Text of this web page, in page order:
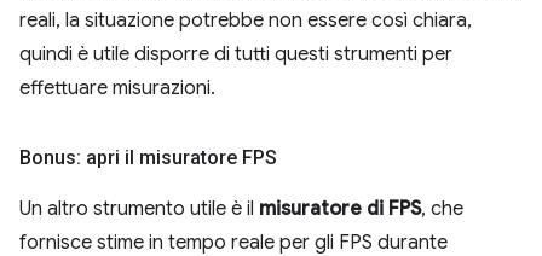
reali, la situazione potrebbe non essere così chiara,
quindi è utile disporre di tutti questi strumenti per
effettuare misurazioni.
Bonus: apri il misuratore FPS
Un altro strumento utile è il misuratore di FPS, che
fornisce stime in tempo reale per gli FPS durante